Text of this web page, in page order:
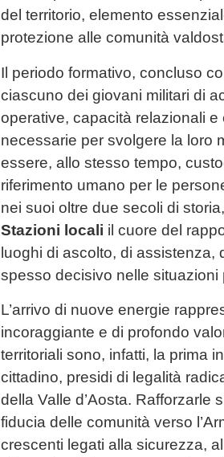
del territorio, elemento
protezione alle comunità
Il periodo formativo, concluso
ciascuno dei giovani militari di
operative, capacità relazionali
necessarie per svolgere la loro
essere, allo stesso tempo,
riferimento umano per le
nei suoi oltre due secoli di
Stazioni locali il cuore del
luoghi di ascolto, di assistenza,
spesso decisivo nelle situazioni
L’arrivo di nuove energie
incoraggiante e di profondo
territoriali sono, infatti, la prima
cittadino, presidi di legalità
della Valle d’Aosta. Rafforzarle
fiducia delle comunità verso
crescenti legati alla sicurezza,